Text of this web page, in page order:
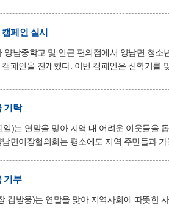
게 간식을 나누며 소통하시는 데 도움이 되
은 “모두가 어려운 시기임에도
페인 실시
남중학교 및 인근 편의점에서 양남면 청소
학기를 맞아 유해환경에 노출될
이날 청소년의 모든 상담이 가능한 '청소
기탁
)는 연말을 맞아 지역 내 어려운 이웃들을
용 양남부면장은 “연말마다 잊지 않고
이 감사드린다”며, “기부해 주신 성금은 도
기부
김방웅)는 연말을 맞아 지역사회에 따뜻한